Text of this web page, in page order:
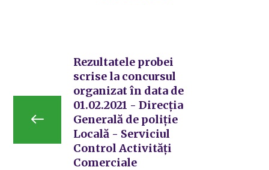
Rezultatele probei
scrise la concursul
organizat în data de
01.02.2021 - Direcția
Generală de poliție
Locală - Serviciul
Control Activități
Comerciale